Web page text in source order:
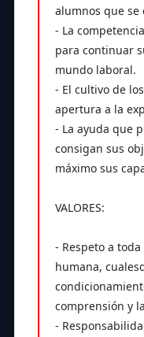
alumnos que se
- La
para continuar
mundo laboral.
- El cultivo de
apertura a la
- La ayuda que
consigan sus
máximo sus
VALORES:
- Respeto a
humana,
comprensión y
-